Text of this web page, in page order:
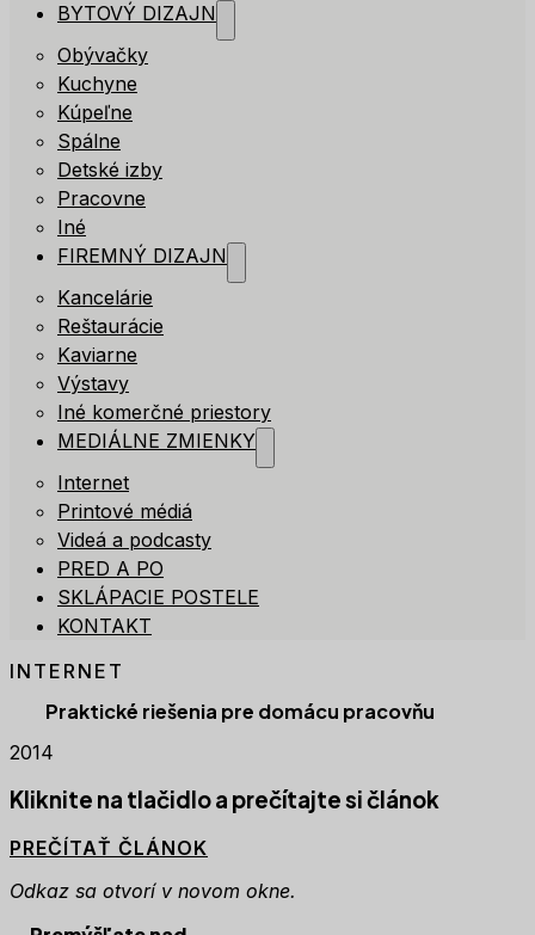
BYTOVÝ DIZAJN
Obývačky
Kuchyne
Kúpeľne
Spálne
Detské izby
Pracovne
Iné
FIREMNÝ DIZAJN
Kancelárie
Reštaurácie
Kaviarne
Výstavy
Iné komerčné priestory
MEDIÁLNE ZMIENKY
Internet
Printové médiá
Videá a podcasty
PRED A PO
SKLÁPACIE POSTELE
KONTAKT
INTERNET
Praktické riešenia pre domácu pracovňu
2014
Kliknite na tlačidlo a prečítajte si článok
PREČÍTAŤ ČLÁNOK
Odkaz sa otvorí v novom okne.